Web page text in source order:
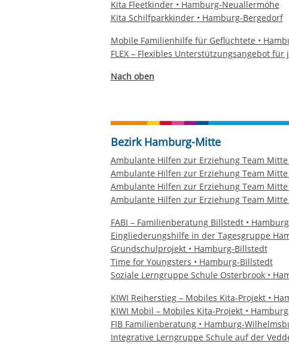
Kita Fleetkinder • Hamburg-Neuallermöhe
Kita Schilfparkkinder • Hamburg-Bergedorf
Mobile Familienhilfe für Geflüchtete •
FLEX – Flexibles Unterstützungsangebot
Nach oben
Bezirk Hamburg-Mitte
Ambulante Hilfen zur Erziehung Team
Ambulante Hilfen zur Erziehung Team Mitte
Ambulante Hilfen zur Erziehung Team
Ambulante Hilfen zur Erziehung Team
FABI – Familienberatung Billstedt •
Eingliederungshilfe in der Tagesgruppe
Grundschulprojekt • Hamburg-Billstedt
Time for Youngsters • Hamburg-Billstedt
Soziale Lerngruppe Schule Osterbrook •
KIWI Reiherstieg – Mobiles Kita-Projekt •
KIWI Mobil – Mobiles Kita-Projekt •
FIB Familienberatung • Hamburg-
Integrative Lerngruppe Schule auf der